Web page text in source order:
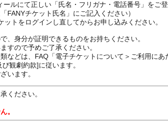
ルにて正しい「氏名・フリガナ・電話番号」をご
FANYチケット氏名」にご記入ください）
ットをログインし直してからお申し込みください
身分が証明できるものをお持ちください。
すので予めご了承ください。
などは、FAQ「電子チケットについて＞ご利用に
観劇約款]に従います。
います。
ください。
。